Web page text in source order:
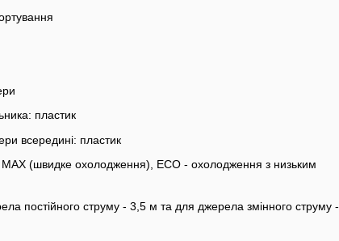
пластик
всередині: пластик
(швидке охолодження), ECO - охолодження з низьким
постійного струму - 3,5 м та для джерела змінного струму -